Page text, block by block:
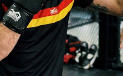
Freut uns riesig, dass du so